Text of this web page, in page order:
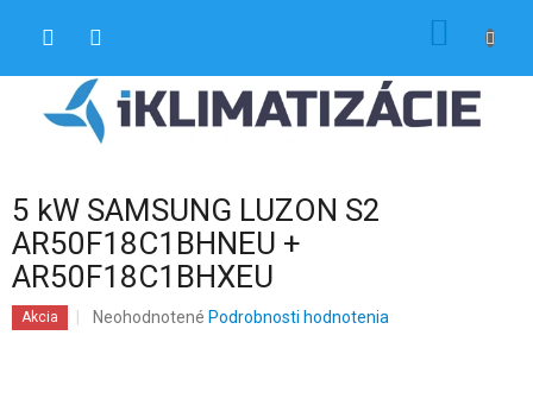
5 kW SAMSUNG LUZON S2
AR50F18C1BHNEU +
AR50F18C1BHXEU
Akcia
Priemerné
Neohodnotené Podrobnosti hodnotenia